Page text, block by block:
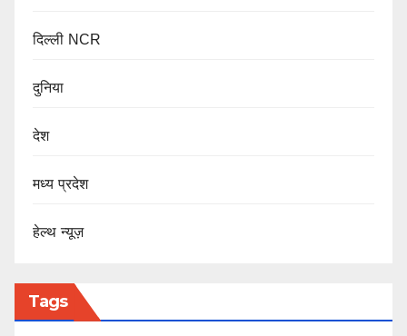
दिल्ली NCR
दुनिया
देश
मध्य प्रदेश
हेल्थ न्यूज़
Tags